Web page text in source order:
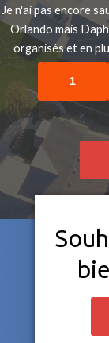
Je n'ai pas encore
Orlando mais
organisés et en
1